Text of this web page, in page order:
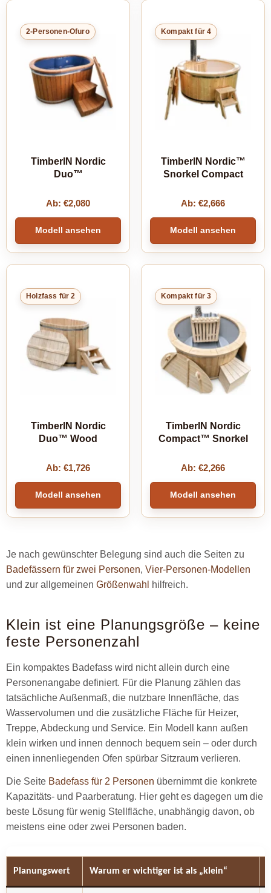
2-Personen-Ofuro
TimberIN Nordic
Duo™
Ab: €2,080
Modell ansehen
Kompakt für 4
TimberIN Nordic™
Snorkel Compact
Ab: €2,666
Modell ansehen
Holzfass für 2
TimberIN Nordic
Duo™ Wood
Ab: €1,726
Modell ansehen
Kompakt für 3
TimberIN Nordic
Compact™ Snorkel
Ab: €2,266
Modell ansehen
Je nach gewünschter Belegung sind auch die Seiten zu
Badefässern für zwei Personen, Vier-Personen-Modellen
und zur allgemeinen Größenwahl hilfreich.
Klein ist eine Planungsgröße – keine
feste Personenzahl
Ein kompaktes Badefass wird nicht allein durch eine
Personenangabe definiert. Für die Planung zählen das
tatsächliche Außenmaß, die nutzbare Innenfläche, das
Wasservolumen und die zusätzliche Fläche für Heizer,
Treppe, Abdeckung und Service. Ein Modell kann außen
klein wirken und innen dennoch bequem sein – oder durch
einen innenliegenden Ofen spürbar Sitzraum verlieren.
Die Seite Badefass für 2 Personen übernimmt die konkrete
Kapazitäts- und Paarberatung. Hier geht es dagegen um die
beste Lösung für wenig Stellfläche, unabhängig davon, ob
meistens eine oder zwei Personen baden.
Planungswert Warum er wichtiger ist als „klein“